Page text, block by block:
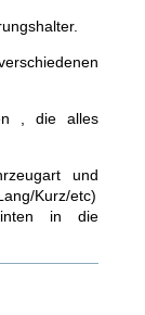
, die alles
und
Kurz/etc)
in die